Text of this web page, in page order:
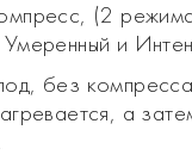
(2
и
без
а